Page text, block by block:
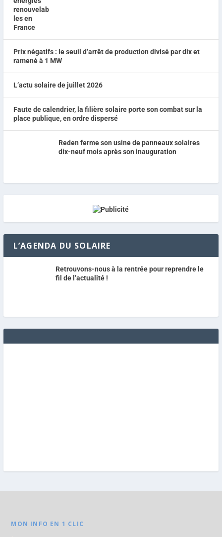
Prix négatifs : le seuil d’arrêt de production divisé par dix et
ramené à 1 MW
L’actu solaire de juillet 2026
Faute de calendrier, la filière solaire porte son combat sur la
place publique, en ordre dispersé
Reden ferme son usine de panneaux solaires
dix-neuf mois après son inauguration
L’AGENDA DU SOLAIRE
Retrouvons-nous à la rentrée pour reprendre le
fil de l’actualité !
MON INFO EN 1 CLIC